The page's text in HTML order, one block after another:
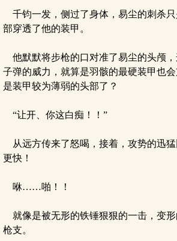
千钧一发，侧过了身体，易尘的刺杀
部穿透了他的装甲。
他默默将步枪的口对准了易尘的头颅
子弹的威力，就算是羽骸的最硬装甲也
是装甲较为薄弱的头部了？
“让开、你这白痴！！”
从远方传来了怒喝，接着，攻势的迅
更快！
咻……啪！！
就像是被无形的铁锤狠狠的一击，变
枪支。